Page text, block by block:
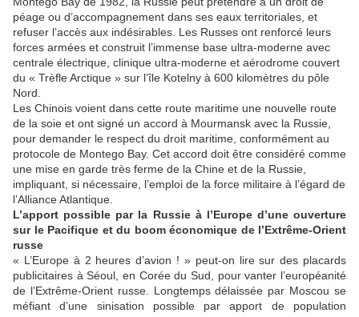
péage ou d’accompagnement dans ses eaux territoriales, et
refuser l’accès aux indésirables. Les Russes ont renforcé leurs
forces armées et construit l’immense base ultra-moderne avec
centrale électrique, clinique ultra-moderne et aérodrome couvert
du « Trèfle Arctique » sur l’île Kotelny à 600 kilomètres du pôle
Nord.
Les Chinois voient dans cette route maritime une nouvelle route
de la soie et ont signé un accord à Mourmansk avec la Russie,
pour demander le respect du droit maritime, conformément au
protocole de Montego Bay. Cet accord doit être considéré comme
une mise en garde très ferme de la Chine et de la Russie,
impliquant, si nécessaire, l’emploi de la force militaire à l’égard de
l’Alliance Atlantique.
L’apport possible par la Russie à l’Europe d’une ouverture
sur le Pacifique et du boom économique de l’Extrême-Orient
russe
« L’Europe à 2 heures d’avion ! » peut-on lire sur des placards
publicitaires à Séoul, en Corée du Sud, pour vanter l’européanité
de l’Extrême-Orient russe. Longtemps délaissée par Moscou se
méfiant d’une sinisation possible par apport de population